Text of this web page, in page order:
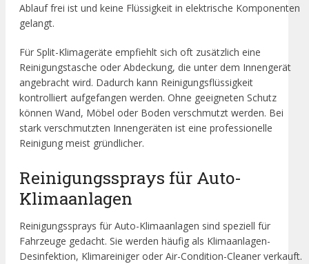
Ablauf frei ist und keine Flüssigkeit in elektrische Komponenten
gelangt.
Für Split-Klimageräte empfiehlt sich oft zusätzlich eine
Reinigungstasche oder Abdeckung, die unter dem Innengerät
angebracht wird. Dadurch kann Reinigungsflüssigkeit
kontrolliert aufgefangen werden. Ohne geeigneten Schutz
können Wand, Möbel oder Boden verschmutzt werden. Bei
stark verschmutzten Innengeräten ist eine professionelle
Reinigung meist gründlicher.
Reinigungssprays für Auto-
Klimaanlagen
Reinigungssprays für Auto-Klimaanlagen sind speziell für
Fahrzeuge gedacht. Sie werden häufig als Klimaanlagen-
Desinfektion, Klimareiniger oder Air-Condition-Cleaner verkauft.